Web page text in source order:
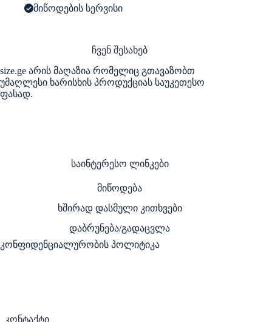
მიწოდების სერვისი
ჩვენ შესახებ
size.ge არის მაღაზია რომელიც გთავაზობთ
უმაღლესი ხარისხის პროდუქციას საუკეთესო
ფასად.
საინტერესო ლინკები
მიწოდება
ხშირად დასმული კითხვები
დაბრუნება/გადაცვლა
კონფიდენციალურობის პოლიტიკა
კონტაქტი